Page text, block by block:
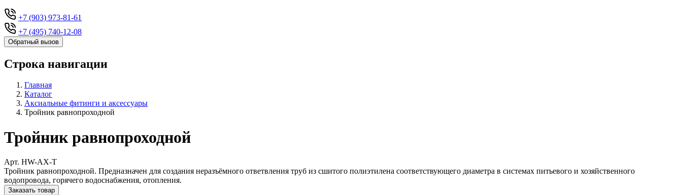
+7 (903) 973-81-61
+7 (495) 740-12-08
Обратный вызов
Строка навигации
Главная
Каталог
Аксиальные фитинги и аксессуары
Тройник равнопроходной
Тройник равнопроходной
Арт. HW-AX-T
Тройник равнопроходной. Предназначен для создания неразъёмного ответвления труб из сшитого полиэтилена соответствующего диаметра в системах питьевого и хозяйственного
водопровода, горячего водоснабжения, отопления.
Заказать товар